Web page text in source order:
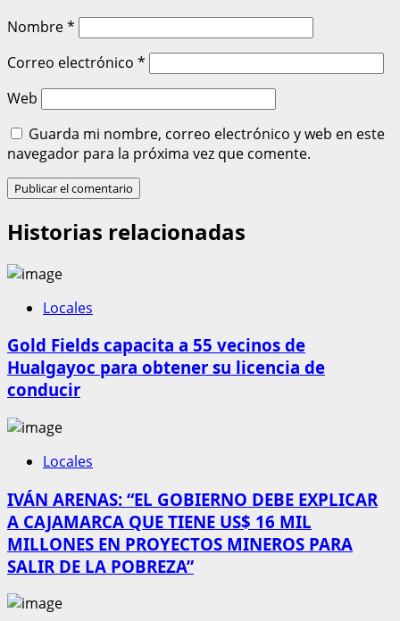
Nombre*
Correo electrónico *
Web
Guarda mi nombre, correo electrónico y web en este
navegador para la próxima vez que comente.
Historias relacionadas
Locales
Gold Fields capacita a 55 vecinos de
Hualgayoc para obtener su licencia de
conducir
Locales
IVÁN ARENAS: “EL GOBIERNO DEBE EXPLICAR
A CAJAMARCA QUE TIENE US$ 16 MIL
MILLONES EN PROYECTOS MINEROS PARA
SALIR DE LA POBREZA”